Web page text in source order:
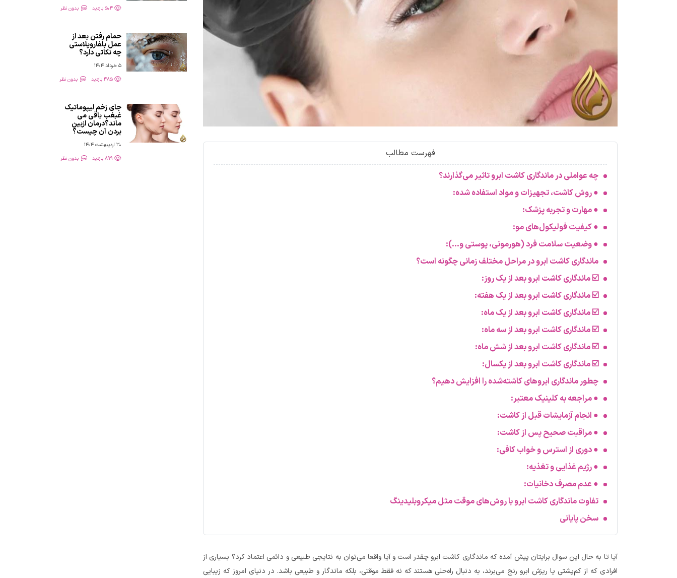
فهرست مطالب
چه عواملی در ماندگاری کاشت ابرو تاثیر می‌گذارند؟
● روش کاشت، تجهیزات و مواد استفاده‌ شده:
● مهارت و تجربه پزشک:
● کیفیت فولیکول‌های مو:
● وضعیت سلامت فرد (هورمونی، پوستی و…):
ماندگاری کاشت ابرو در مراحل مختلف زمانی چگونه است؟
☑️ ماندگاری کاشت ابرو بعد از یک روز:
☑️ ماندگاری کاشت ابرو بعد از یک هفته:
☑️ ماندگاری کاشت ابرو بعد از یک ماه:
☑️ ماندگاری کاشت ابرو بعد از سه ماه:
☑️ ماندگاری کاشت ابرو بعد از شش ماه:
☑️ ماندگاری کاشت ابرو بعد از یکسال:
چطور ماندگاری ابروهای کاشته‌شده را افزایش دهیم؟
● مراجعه به کلینیک معتبر:
● انجام آزمایشات قبل از کاشت:
● مراقبت صحیح پس از کاشت:
● دوری از استرس و خواب کافی:
● رژیم غذایی و تغذیه:
● عدم مصرف دخانیات:
تفاوت ماندگاری کاشت ابرو با روش‌های موقت مثل میکروبلیدینگ
سخن پایانی
آیا تا به حال این سوال برایتان پیش آمده که ماندگاری کاشت ابرو چقدر است و آیا واقعا می‌توان به نتایجی طبیعی و دائمی اعتماد کرد؟ بسیاری از
افرادی که از کم‌پشتی یا ریزش ابرو رنج می‌برند، به دنبال راه‌حلی هستند که نه فقط موقتی، بلکه ماندگار و طبیعی باشد. در دنیای امروز که زیبایی
504 بازدید
بدون نظر
حمام رفتن بعد از
عمل بلفاروپلاستی
چه نکاتی دارد؟
5 خرداد 1404
485 بازدید
بدون نظر
جای زخم لیپوماتیک
غبغب باقی می
ماند؟درمان ازبین
بردن آن چیست؟
30 اردیبهشت 1404
899 بازدید
بدون نظر